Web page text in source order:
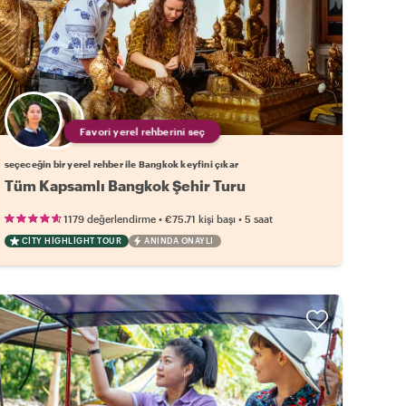
Favori yerel rehberini seç
seçeceğin bir yerel rehber ile Bangkok keyfini çıkar
Tüm Kapsamlı Bangkok Şehir Turu
1179 değerlendirme• €75.71 kişi başı• 5 saat
CITY HIGHLIGHT TOUR ANINDA ONAYLI